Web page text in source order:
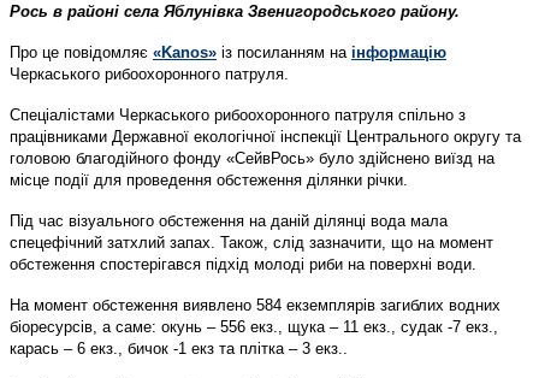
Рось в районі села Яблунівка Звенигородського району.
Про це повідомляє «Kanos» із посиланням на інформацію
Черкаського рибоохоронного патруля.
Спеціалістами Черкаського рибоохоронного патруля спільно з
працівниками Державної екологічної інспекції Центрального округу та
головою благодійного фонду «СейвРось» було здійснено виїзд на
місце події для проведення обстеження ділянки річки.
Під час візуального обстеження на даній ділянці вода мала
спецефічний затхлий запах. Також, слід зазначити, що на момент
обстеження спостерігався підхід молоді риби на поверхні води.
На момент обстеження виявлено 584 екземплярів загиблих водних
біоресурсів, а саме: окунь – 556 екз., щука – 11 екз., судак -7 екз.,
карась – 6 екз., бичок -1 екз та плітка – 3 екз..